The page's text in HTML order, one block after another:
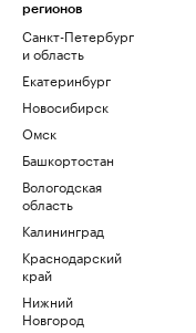
регионов
Санкт-Петербург
и область
Екатеринбург
Новосибирск
Омск
Башкортостан
Вологодская
область
Калининград
Краснодарский
край
Нижний
Новгород